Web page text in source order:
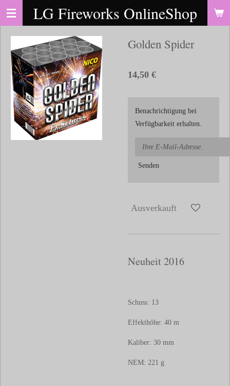
Zum
springen
LG Fireworks OnlineShop
Golden Spider
14,50 €
Benachrichtigung bei
Verfügbarkeit erhalten.
Senden
Ausverkauft
Neuheit 2016
Schuss: 13
Effekthöhe: 40 m
Kaliber: 30 mm
NEM: 221 g